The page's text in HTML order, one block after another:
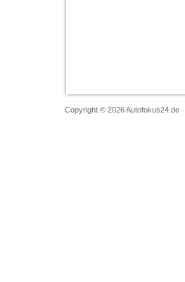
Copyright © 2026 Autofokus24.de